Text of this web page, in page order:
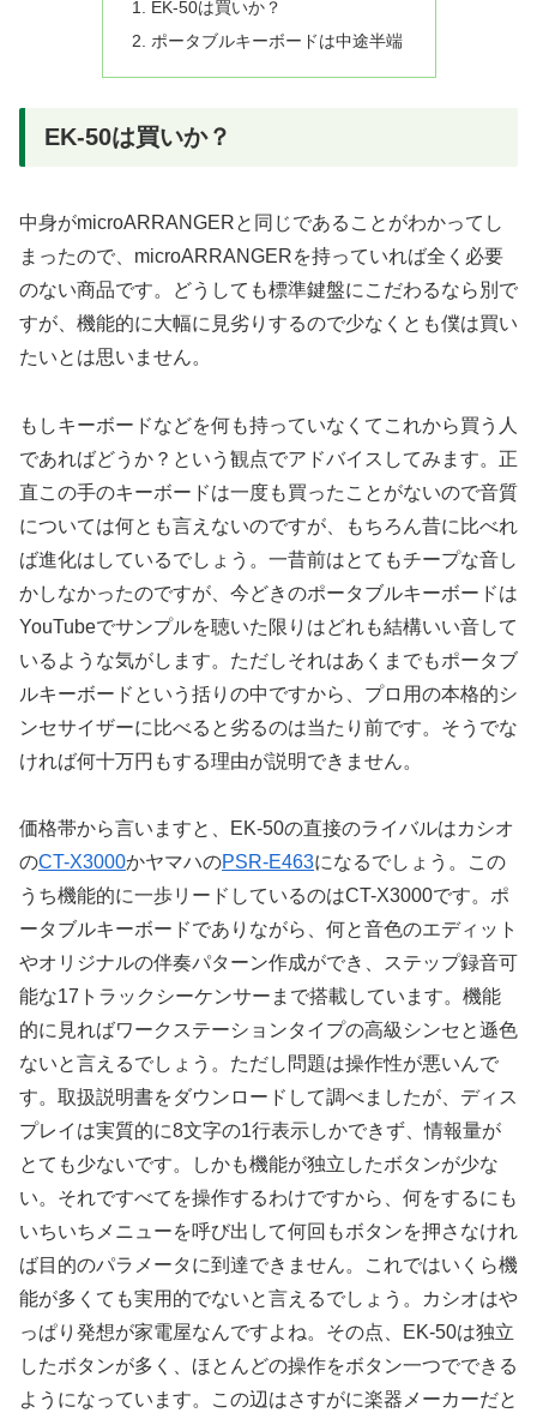
EK-50は買いか？
ポータブルキーボードは中途半端
EK-50は買いか？
中身がmicroARRANGERと同じであることがわかってし
まったので、microARRANGERを持っていれば全く必要
のない商品です。どうしても標準鍵盤にこだわるなら別で
すが、機能的に大幅に見劣りするので少なくとも僕は買い
たいとは思いません。
もしキーボードなどを何も持っていなくてこれから買う人
であればどうか？という観点でアドバイスしてみます。正
直この手のキーボードは一度も買ったことがないので音質
については何とも言えないのですが、もちろん昔に比べれ
ば進化はしているでしょう。一昔前はとてもチープな音し
かしなかったのですが、今どきのポータブルキーボードは
YouTubeでサンプルを聴いた限りはどれも結構いい音して
いるような気がします。ただしそれはあくまでもポータブ
ルキーボードという括りの中ですから、プロ用の本格的シ
ンセサイザーに比べると劣るのは当たり前です。そうでな
ければ何十万円もする理由が説明できません。
価格帯から言いますと、EK-50の直接のライバルはカシオ
のCT-X3000かヤマハのPSR-E463になるでしょう。この
うち機能的に一歩リードしているのはCT-X3000です。ポ
ータブルキーボードでありながら、何と音色のエディット
やオリジナルの伴奏パターン作成ができ、ステップ録音可
能な17トラックシーケンサーまで搭載しています。機能
的に見ればワークステーションタイプの高級シンセと遜色
ないと言えるでしょう。ただし問題は操作性が悪いんで
す。取扱説明書をダウンロードして調べましたが、ディス
プレイは実質的に8文字の1行表示しかできず、情報量が
とても少ないです。しかも機能が独立したボタンが少な
い。それですべてを操作するわけですから、何をするにも
いちいちメニューを呼び出して何回もボタンを押さなけれ
ば目的のパラメータに到達できません。これではいくら機
能が多くても実用的でないと言えるでしょう。カシオはや
っぱり発想が家電屋なんですよね。その点、EK-50は独立
したボタンが多く、ほとんどの操作をボタン一つでできる
ようになっています。この辺はさすがに楽器メーカーだと